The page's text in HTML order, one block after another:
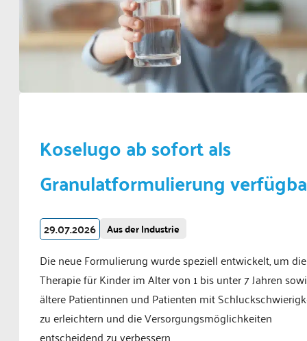
Koselugo ab sofort als
Granulatformulierung
29.07.2026 Aus der Industrie
Die neue Formulierung wurde speziell entwickelt, um die
Therapie für Kinder im Alter von 1 bis unter 7 Jahren
ältere Patientinnen und Patienten mit
zu erleichtern und die Versorgungsmöglichkeiten
entscheidend zu verbessern.